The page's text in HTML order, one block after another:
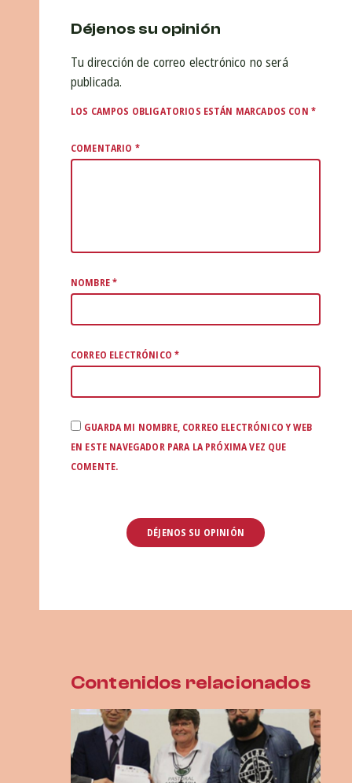
Déjenos su opinión
Tu dirección de correo electrónico no será
publicada.
LOS CAMPOS OBLIGATORIOS ESTÁN MARCADOS CON *
COMENTARIO *
NOMBRE*
CORREO ELECTRÓNICO*
GUARDA MI NOMBRE, CORREO ELECTRÓNICO Y WEB
EN ESTE NAVEGADOR PARA LA PRÓXIMA VEZ QUE
COMENTE.
Contenidos relacionados